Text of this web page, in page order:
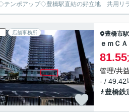
テンポアップ◇豊橋駅直結の好立地 共用リラ
店舗事務所 豊橋市
ｅｍＣ
81.55
管理/共
- / 49.42
豊橋鉄